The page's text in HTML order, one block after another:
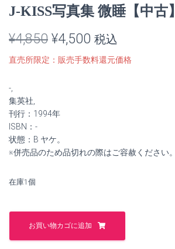
J-KISS写真集 微睡【中古】
¥4,850 元
の
¥4,850
た。
¥4,500 現
在
は
す。
税込
直売所限定：販売手数料還元価格
-,
集英社,
刊行：1994年
ISBN：-
状態：B ヤケ。
※併売品のため品切れの際はご容赦ください。
在庫1個
J-
真
お買い物カゴに追加